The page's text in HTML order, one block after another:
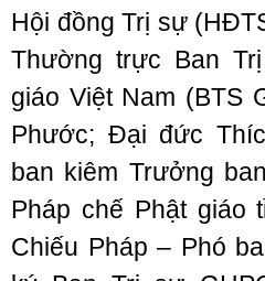
Hội đồng Trị sự
Thường trực Ban
giáo Việt Nam (BTS
Phước; Đại đức
ban kiêm Trưởng
Pháp chế Phật giáo
Chiếu Pháp – Phó